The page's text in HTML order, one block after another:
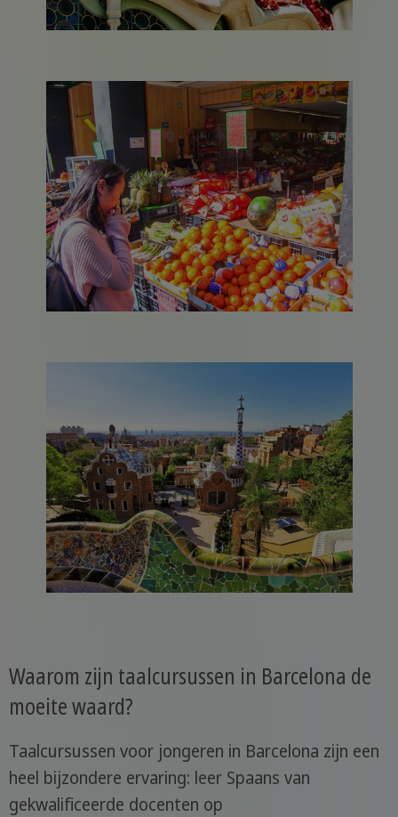
Waarom zijn taalcursussen in Barcelona de
moeite waard?
Taalcursussen voor jongeren in Barcelona zijn een
heel bijzondere ervaring: leer Spaans van
gekwalificeerde docenten op